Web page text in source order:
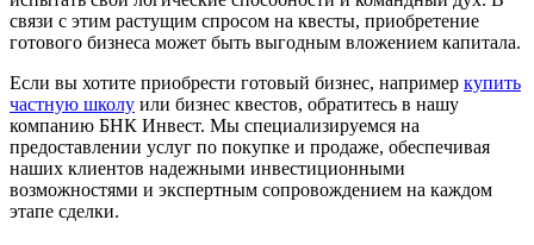
связи с этим растущим спросом на квесты, приобретение
готового бизнеса может быть выгодным вложением капитала.
Если вы хотите приобрести готовый бизнес, например купить
частную школу или бизнес квестов, обратитесь в нашу
компанию БНК Инвест. Мы специализируемся на
предоставлении услуг по покупке и продаже, обеспечивая
наших клиентов надежными инвестиционными
возможностями и экспертным сопровождением на каждом
этапе сделки.